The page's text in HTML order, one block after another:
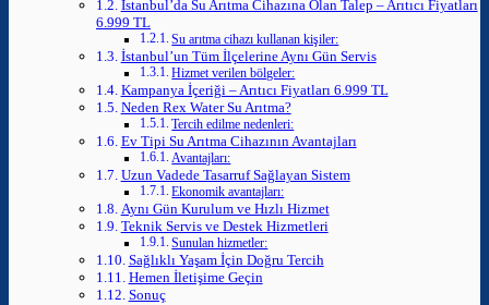
İstanbul’da Su Arıtma Cihazına Olan Talep – Arıtıcı Fiyatları
6.999 TL
Su arıtma cihazı kullanan kişiler:
İstanbul’un Tüm İlçelerine Aynı Gün Servis
Hizmet verilen bölgeler:
Kampanya İçeriği – Arıtıcı Fiyatları 6.999 TL
Neden Rex Water Su Arıtma?
Tercih edilme nedenleri:
Ev Tipi Su Arıtma Cihazının Avantajları
Avantajları:
Uzun Vadede Tasarruf Sağlayan Sistem
Ekonomik avantajları:
Aynı Gün Kurulum ve Hızlı Hizmet
Teknik Servis ve Destek Hizmetleri
Sunulan hizmetler:
Sağlıklı Yaşam İçin Doğru Tercih
Hemen İletişime Geçin
Sonuç